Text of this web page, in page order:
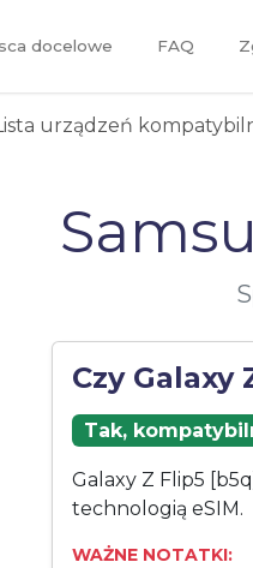
docelowe FAQ
urządzeń
Czy Galaxy
Tak,
Galaxy Z Flip5
technologią eSIM.
WAŻNE NOTATKI: